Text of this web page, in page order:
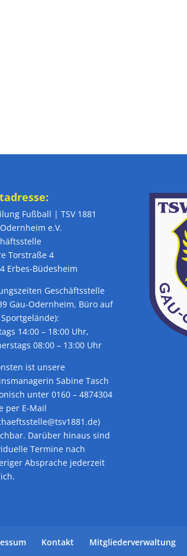
Fußball | TSV 1881
e.V.
Torstraße 4
Erbes-Büdesheim
Geschäftsstelle
Gau-Odernheim, Büro auf
14:00 – 18:00 Uhr,
08:00 – 13:00 Uhr
ist unsere
Sabine Tasch
unter 0160 – 4874304
per E-Mail
Darüber hinaus sind
Termine nach
Absprache jederzeit
Kontakt Mitgliederverwaltung